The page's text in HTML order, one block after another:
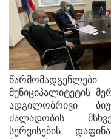
მუნიციპალიტეტის
ადგილობრივი
ძალადობის
სერვისების